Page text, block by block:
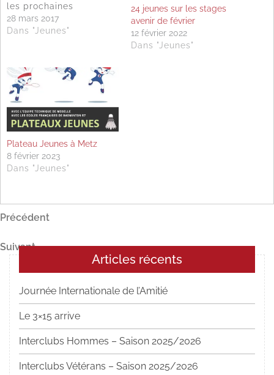
les prochaines
vacances d'Avril. Le
lundi 10 avril 2017 à
nées de 2007 à 2003
(20€ le stage, repas tiré
du sac) ; Le mardi 11
avril 2017 à Phalsbourg…
28 mars 2017
Dans "Jeunes"
24 jeunes sur les stages
avenir de février
12 février 2022
Dans "Jeunes"
Plateau Jeunes à Metz
8 février 2023
Dans "Jeunes"
Navigation
de
l’article
Article
Précédent
Article
suivant
Suivant
Articles récents
Journée Internationale de l’Amitié
Le 3×15 arrive
Interclubs Hommes – Saison 2025/2026
Interclubs Vétérans – Saison 2025/2026